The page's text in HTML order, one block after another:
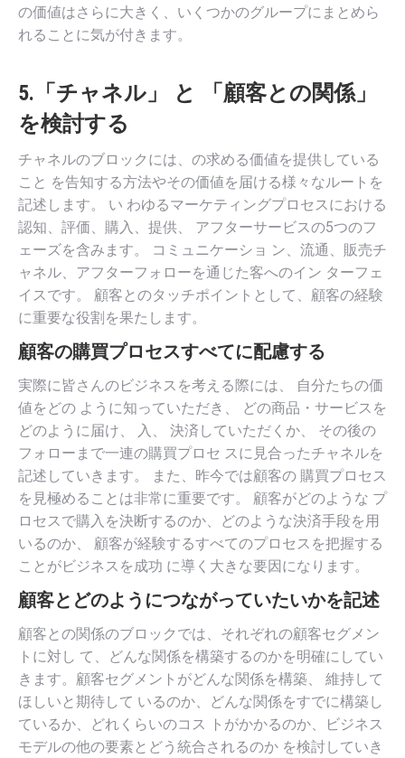
の価値はさらに大きく、いくつかのグループにまとめら
れることに気が付きます。
5.「チャネル」 と 「顧客との関係」
を検討する
チャネルのブロックには、の求める価値を提供している
こと を告知する方法やその価値を届ける様々なルートを
記述します。 い わゆるマーケティングプロセスにおける
認知、評価、購入、提供、 アフターサービスの5つのフ
ェーズを含みます。 コミュニケーショ ン、流通、販売チ
ャネル、アフターフォローを通じた客へのイン ターフェ
イスです。 顧客とのタッチポイントとして、顧客の経験
に重要な役割を果たします。
顧客の購買プロセスすべてに配慮する
実際に皆さんのビジネスを考える際には、 自分たちの価
値をどの ように知っていただき、 どの商品・サービスを
どのように届け、 入、 決済していただくか、 その後の
フォローまで一連の購買プロセ スに見合ったチャネルを
記述していきます。 また、昨今では顧客の 購買プロセス
を見極めることは非常に重要です。 顧客がどのような プ
ロセスで購入を決断するのか、どのような決済手段を用
いるのか、 顧客が経験するすべてのプロセスを把握する
ことがビジネスを成功 に導く大きな要因になります。
顧客とどのようにつながっていたいかを記述
顧客との関係のブロックでは、それぞれの顧客セグメン
トに対し て、どんな関係を構築するのかを明確にしてい
きます。顧客セグメントがどんな関係を構築、 維持して
ほしいと期待して いるのか、どんな関係をすでに構築し
ているか、どれくらいのコス トがかかるのか、ビジネス
モデルの他の要素とどう統合されるのか を検討していき